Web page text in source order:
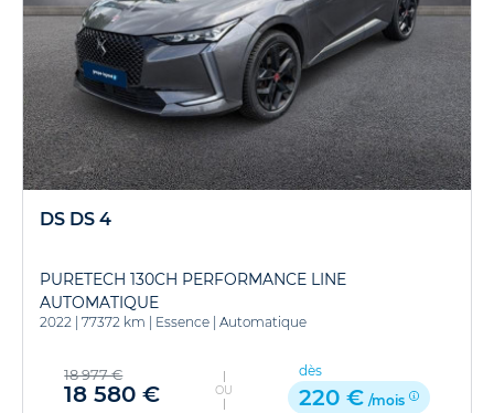
DS DS 4
PURETECH 130CH PERFORMANCE LINE
AUTOMATIQUE
2022 77372 km Essence Automatique
18 977 €
18 580 € OU
dès
220 € /mois